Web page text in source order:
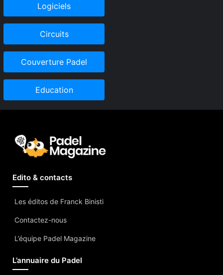
Logiciels
Circuits
Couverture Padel
Education
Edito & contacts
Les éditos de Franck Binisti
Contactez-nous
L’équipe Padel Magazine
L’annuaire du Padel